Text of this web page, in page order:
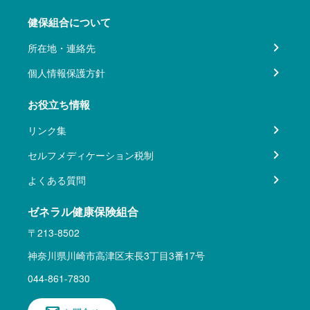
健保組合について
所在地・連絡先
個人情報保護方針
お役立ち情報
リンク集
セルフメディケーション税制
よくある質問
ゼネラル健康保険組合
〒213-8502
神奈川県川崎市高津区末長3丁目3番17号
044-861-7830